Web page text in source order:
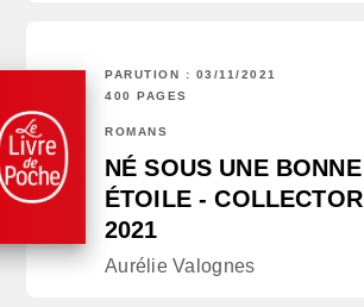
PARUTION : 03/11/2021
400 PAGES
ROMANS
NÉ SOUS UNE BONNE
ÉTOILE - COLLECTOR
2021
Aurélie Valognes